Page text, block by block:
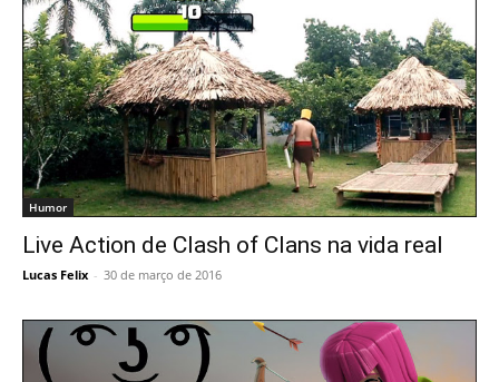
Humor
Live Action de Clash of Clans na vida real
Lucas Felix - 30 de março de 2016